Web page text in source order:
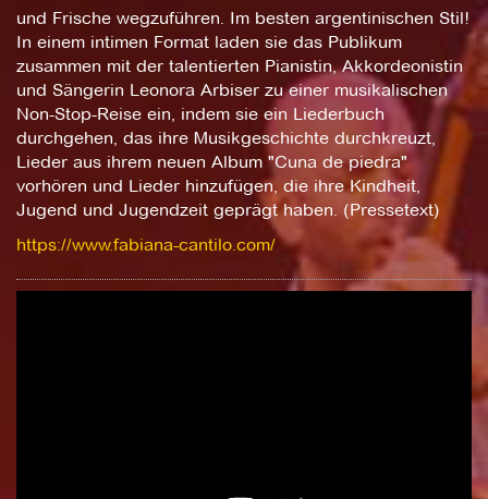
und Frische wegzuführen. Im besten argentinischen Stil!
In einem intimen Format laden sie das Publikum
zusammen mit der talentierten Pianistin, Akkordeonistin
und Sängerin Leonora Arbiser zu einer musikalischen
Non-Stop-Reise ein, indem sie ein Liederbuch
durchgehen, das ihre Musikgeschichte durchkreuzt,
Lieder aus ihrem neuen Album "Cuna de piedra"
vorhören und Lieder hinzufügen, die ihre Kindheit,
Jugend und Jugendzeit geprägt haben. (Pressetext)
https://www.fabiana-cantilo.com/